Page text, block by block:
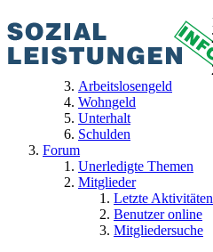
Arbeitslosengeld
Wohngeld
Unterhalt
Schulden
Forum
Unerledigte Themen
Mitglieder
Letzte Aktivitäten
Benutzer online
Mitgliedersuche